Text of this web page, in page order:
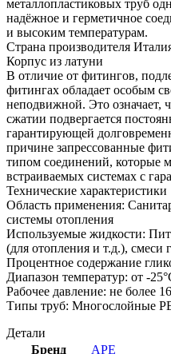
металлопластиковых труб
надёжное и герметичное
и высоким температурам.
Страна производителя
Корпус из латуни
В отличие от фитингов,
фитингах обладает особым
неподвижной. Это означает,
сжатии подвергается
гарантирующей
причине запрессованные
типом соединений, которые
встраиваемых системах с
Технические характеристики
Область применения:
системы отопления
Используемые жидкости:
(для отопления и т.д.), смеси
Процентное содержание
Диапазон температур: от -
Рабочее давление: не более
Типы труб: Многослойные
Детали
Бренд
APE